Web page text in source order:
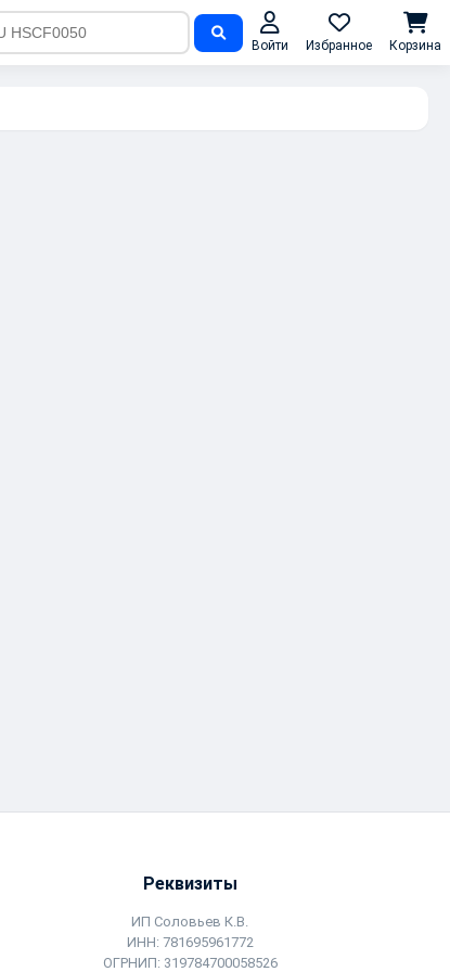
Войти Избранное Корзина
Реквизиты
ИП Соловьев К.В.
ИНН: 781695961772
ОГРНИП: 319784700058526